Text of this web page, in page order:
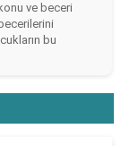
ve beceri
bu